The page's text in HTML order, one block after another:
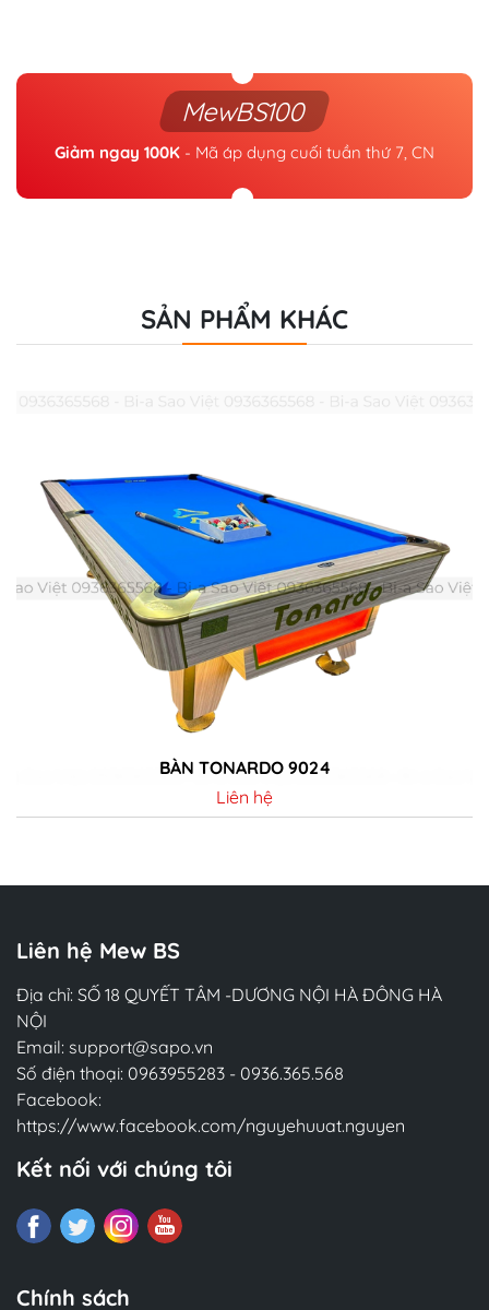
MewBS100
Giảm ngay 100K - Mã áp dụng cuối tuần thứ 7, CN
SẢN PHẨM KHÁC
BÀN LEO 9024
Liên hệ
Liên hệ Mew BS
Địa chỉ: SỐ 18 QUYẾT TÂM -DƯƠNG NỘI HÀ ĐÔNG HÀ
NỘI
Email: support@sapo.vn
Số điện thoại: 0963955283 - 0936.365.568
Facebook:
https://www.facebook.com/nguyehuuat.nguyen
Kết nối với chúng tôi
Chính sách